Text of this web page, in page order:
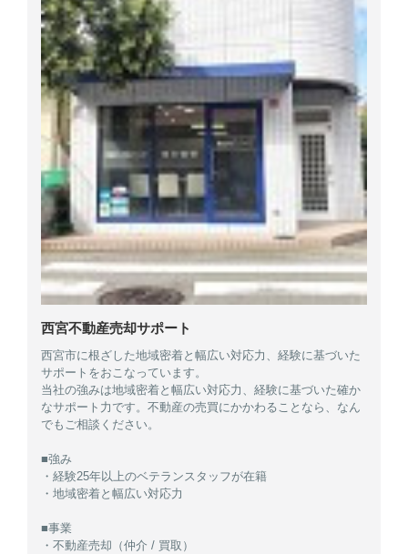
西宮不動産売却サポート
西宮市に根ざした地域密着と幅広い対応力、経験に基づいた
サポートをおこなっています。
当社の強みは地域密着と幅広い対応力、経験に基づいた確か
なサポート力です。不動産の売買にかかわることなら、なん
でもご相談ください。
■強み
・経験25年以上のベテランスタッフが在籍
・地域密着と幅広い対応力
■事業
・不動産売却（仲介 / 買取）